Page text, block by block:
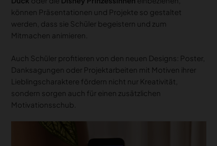
können Präsentationen und Projekte so gestaltet
werden, dass sie Schüler begeistern und zum
Mitmachen animieren.
Auch Schüler profitieren von den neuen Designs: Poster,
Danksagungen oder Projektarbeiten mit Motiven ihrer
Lieblingscharaktere fördern nicht nur Kreativität,
sondern sorgen auch für einen zusätzlichen
Motivationsschub.